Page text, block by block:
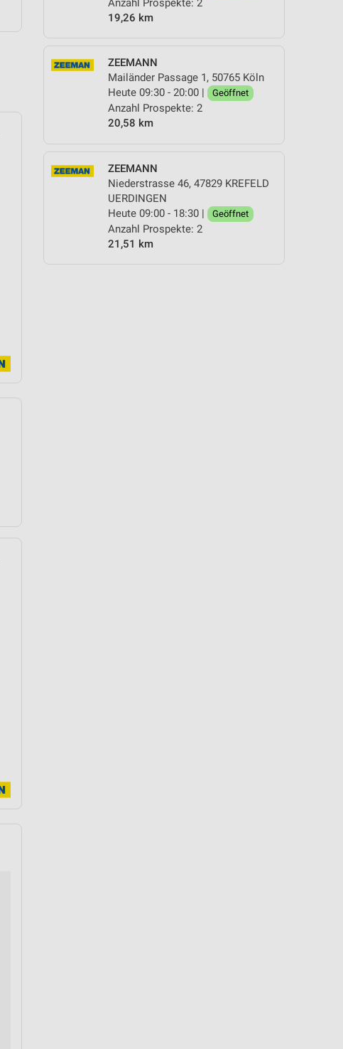
19,26 km
ZEEMANN
Mailänder Passage 1, 50765 Köln
Heute 09:30 - 20:00 |
Geöffnet
Anzahl Prospekte: 2
20,58 km
ZEEMANN
Niederstrasse 46, 47829 KREFELD
UERDINGEN
Heute 09:00 - 18:30 |
Geöffnet
Anzahl Prospekte: 2
21,51 km